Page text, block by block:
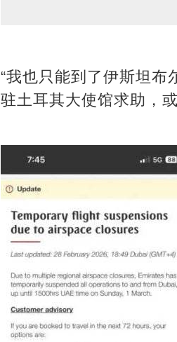
“我也只能到了伊斯坦
驻土耳其大使馆求助，